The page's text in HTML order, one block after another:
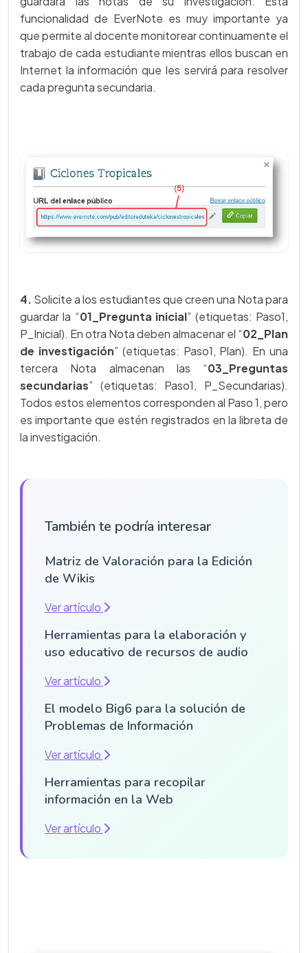
funcionalidad de EverNote es muy importante ya
que permite al docente monitorear continuamente el
trabajo de cada estudiante mientras ellos buscan en
Internet la información que les servirá para resolver
cada pregunta secundaria.
4. Solicite a los estudiantes que creen una Nota para
guardar la “01_Pregunta inicial” (etiquetas: Paso1,
P_Inicial). En otra Nota deben almacenar el “02_Plan
de investigación” (etiquetas: Paso1, Plan). En una
tercera Nota almacenan las “03_Preguntas
secundarias” (etiquetas: Paso1, P_Secundarias).
Todos estos elementos corresponden al Paso 1, pero
es importante que estén registrados en la libreta de
la investigación.
También te podría interesar
Matriz de Valoración para la Edición
de Wikis
Ver artículo
Herramientas para la elaboración y
uso educativo de recursos de audio
Ver artículo
El modelo Big6 para la solución de
Problemas de Información
Ver artículo
Herramientas para recopilar
información en la Web
Ver artículo